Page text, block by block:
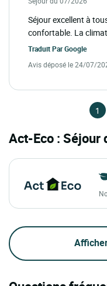
Séjour excellent à
confortable. La
Traduit ParGoogle
Avis déposé le 24/07/
1
Act-Eco : Séjour